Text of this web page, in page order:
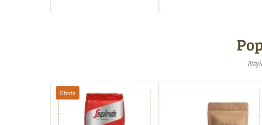
Oferta